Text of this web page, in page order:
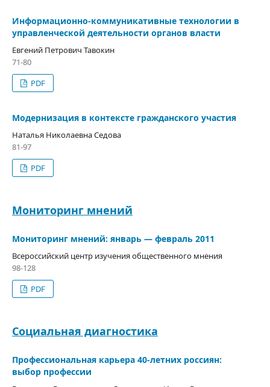
Информационно-коммуникативные технологии в
управленческой деятельности органов власти
Евгений Петрович Тавокин
71-80
PDF
Модернизация в контексте гражданского участия
Наталья Николаевна Седова
81-97
PDF
Мониторинг мнений
Мониторинг мнений: январь — февраль 2011
Всероссийский центр изучения общественного мнения
98-128
PDF
Социальная диагностика
Профессиональная карьера 40-летних россиян:
выбор профессии